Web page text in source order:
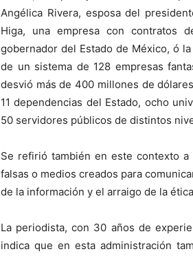
Angélica Rivera, esposa del
Higa, una empresa con contratos
gobernador del Estado de México, ó
de un sistema de 128 empresas
desvió más de 400 millones de
11 dependencias del Estado, ocho
50 servidores públicos de distintos
Se refirió también en este contexto
falsas o medios creados para
de la información y el arraigo de la
La periodista, con 30 años de
indica que en esta administración